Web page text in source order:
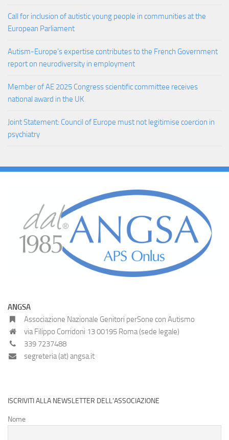
Call for inclusion of autistic young people in communities at the
European Parliament
Autism-Europe’s expertise contributes to the French Government
report on neurodiversity in employment
Member of AE 2025 Congress scientific committee receives
national award in the UK
Joint Statement: Council of Europe must not legitimise coercion in
psychiatry
ANGSA
Associazione Nazionale Genitori perSone con Autismo
via Filippo Corridoni 13 00195 Roma (sede legale)
339 7237488
segreteria (at) angsa.it
ISCRIVITI ALLA NEWSLETTER DELL’ASSOCIAZIONE
Nome